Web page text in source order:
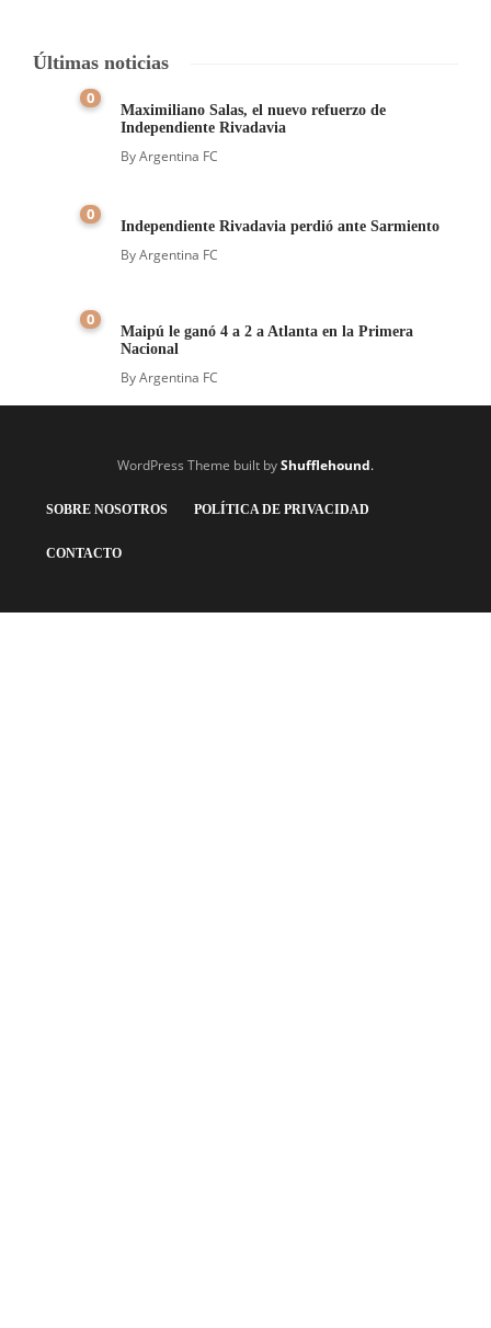
Últimas noticias
0
Maximiliano Salas, el nuevo refuerzo de
Independiente Rivadavia
ByArgentina FC
0
Independiente Rivadavia perdió ante Sarmiento
ByArgentina FC
0
Maipú le ganó 4 a 2 a Atlanta en la Primera
Nacional
ByArgentina FC
WordPress Theme built byShufflehound.
SOBRE NOSOTROS POLÍTICA DE PRIVACIDAD
CONTACTO